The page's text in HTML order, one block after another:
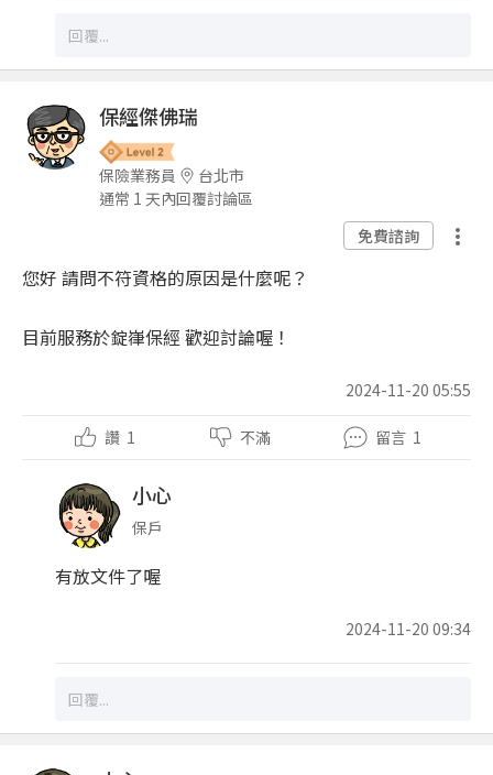
保經傑佛瑞
保險業務員
台北市
通常 1 天內回覆討論區
免費諮詢
您好 請問不符資格的原因是什麼呢？
目前服務於錠嵂保經 歡迎討論喔！
2024-11-20 05:55
讚 1 不滿 留言 1
小心
保戶
有放文件了喔
2024-11-20 09:34